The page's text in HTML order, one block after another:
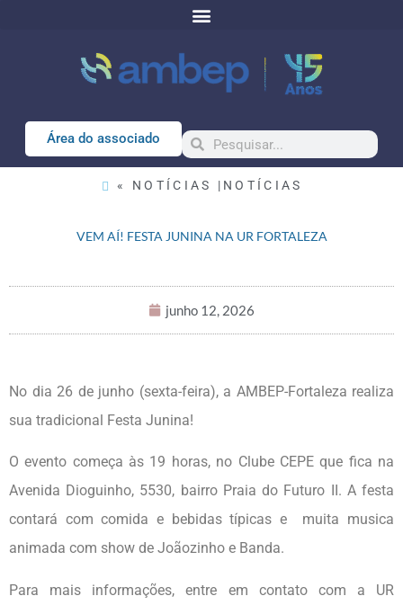
Área do associado
« NOTÍCIAS | NOTÍCIAS
VEM AÍ! FESTA JUNINA NA UR FORTALEZA
junho 12, 2026
No dia 26 de junho (sexta-feira), a AMBEP-Fortaleza realiza
sua tradicional Festa Junina!
O evento começa às 19 horas, no Clube CEPE que fica na
Avenida Dioguinho, 5530, bairro Praia do Futuro II. A festa
contará com comida e bebidas típicas e muita musica
animada com show de Joãozinho e Banda.
Para mais informações, entre em contato com a UR